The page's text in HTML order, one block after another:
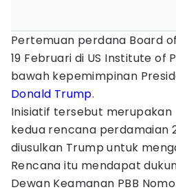
Pertemuan perdana Board
19 Februari di US Institute of
bawah kepemimpinan
Donald Trump.
Inisiatif tersebut merupakan
kedua rencana perdamaian
diusulkan Trump untuk
Rencana itu mendapat
Dewan Keamanan PBB